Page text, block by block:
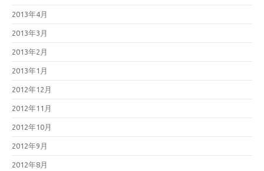
2013年4月
2013年3月
2013年2月
2013年1月
2012年12月
2012年11月
2012年10月
2012年9月
2012年8月